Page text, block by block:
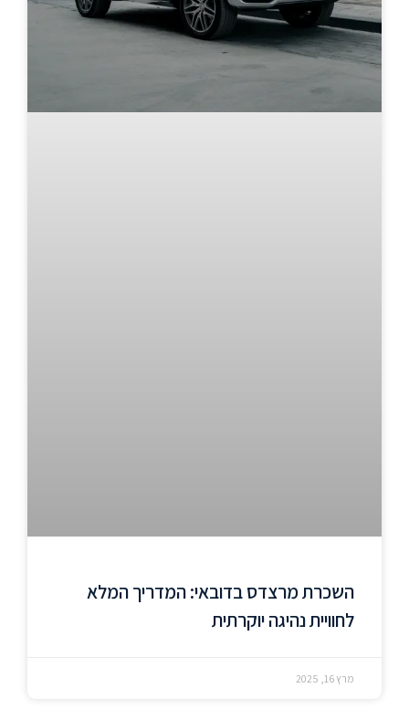
השכרת מרצדס בדובאי: המדריך המלא
לחוויית נהיגה יוקרתית
מרץ 16, 2025